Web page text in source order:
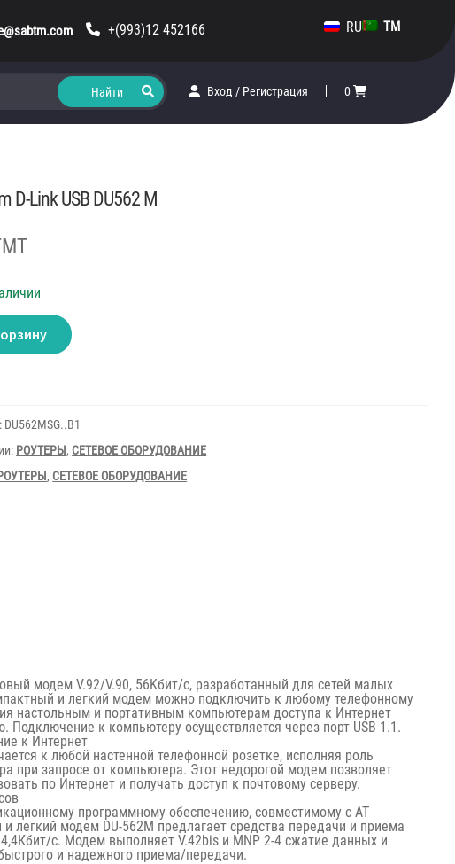
+(993)12 452166 RU TM
Вход / Регистрация 0
D-Link USB DU562 M
DU562MSG..B1
РОУТЕРЫ, СЕТЕВОЕ ОБОРУДОВАНИЕ
, СЕТЕВОЕ ОБОРУДОВАНИЕ
модем V.92/V.90, 56Kбит/с, разработанный для сетей малых
и легкий модем можно подключить к любому телефонному
настольным и портативным компьютерам доступа к Интернет
Подключение к компьютеру осуществляется через порт USB 1.1.
к Интернет
к любой настенной телефонной розетке, исполняя роль
при запросе от компьютера. Этот недорогой модем позволяет
по Интернет и получать доступ к почтовому серверу.
программному обеспечению, совместимому с АТ
легкий модем DU-562M предлагает средства передачи и приема
с. Модем выполняет V.42bis и MNP 2-4 сжатие данных и
и надежного приема/передачи.